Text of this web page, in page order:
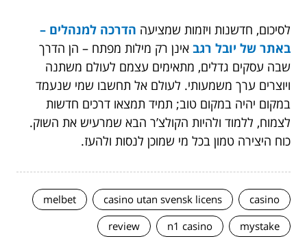
לסיכום, חדשנות ויזמות שמציעה הדרכה למנהלים –
באתר של יובל רגב אינן רק מילות מפתח – הן הדרך
שבה עסקים גדלים, מתאימים עצמם לעולם משתנה
ויוצרים ערך משמעותי. לעולם אל תחשבו שמי שנעמד
במקום יהיה במקום טוב; תמיד תמצאו דרכים חדשות
לצמוח, ללמוד ולהיות הקולצ’ר הבא שמרעיש את השוק.
כוח היצירה טמון בכל מי שמוכן לנסות ולהעז.
casino
casino utan svensk licens
melbet
mystake
n1 casino
review